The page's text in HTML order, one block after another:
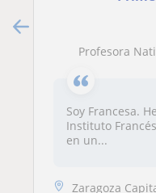
Profesora
Soy Francesa.
Instituto
en un...
Zaragoza